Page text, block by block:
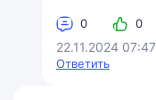
0 0
22.11.2024 07:47
Ответить